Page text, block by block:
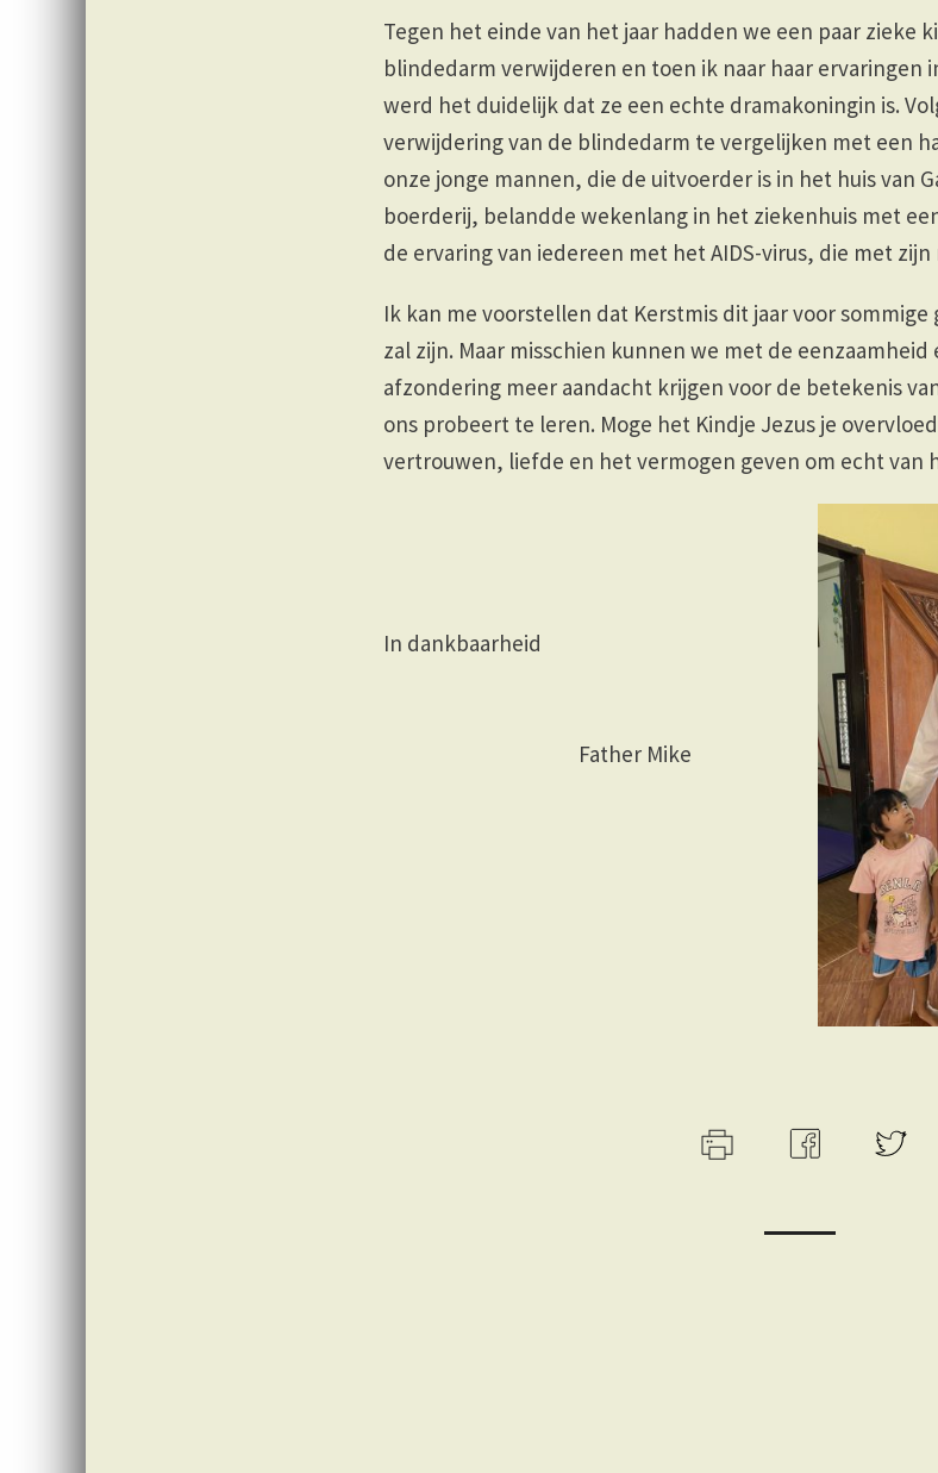
Tegen het einde van het jaar hadden we een paar zieke
blindedarm verwijderen en toen ik naar haar ervaringen
werd het duidelijk dat ze een echte dramakoningin is.
verwijdering van de blindedarm te vergelijken met een
onze jonge mannen, die de uitvoerder is in het huis van
boerderij, belandde wekenlang in het ziekenhuis met
de ervaring van iedereen met het AIDS-virus, die met
Ik kan me voorstellen dat Kerstmis dit jaar voor
zal zijn. Maar misschien kunnen we met de
afzondering meer aandacht krijgen voor de betekenis
ons probeert te leren. Moge het Kindje Jezus je
vertrouwen, liefde en het vermogen geven om echt van
In dankbaarheid
Father Mike